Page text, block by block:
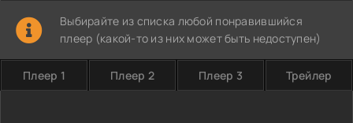
Выбирайте из списка любой понравившийся
плеер (какой-то из них может быть недоступен)
Плеер 1 Плеер 2 Плеер 3 Трейлер